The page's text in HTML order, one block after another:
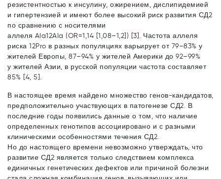
резистентностью к инсулину, ожирением, дислипидемией
и гипертензией и имеют более высокий риск развития СД2
по сравнению с носителями
аллеля Ala12Ala (OR=1,14 [1,08–1,2]) [3]. Частота аллеля
риска 12Pro в разных популяциях варьирует от 79–83% у
жителей Европы, 87–94% у жителей Америки до 92–99%
у жителей Азии, в русской популяции частота составляет
85% [4, 5].
В настоящее время найдено множество генов-кандидатов,
предположительно участвующих в патогенезе СД2. В
последние годы появились данные о том, что наличие
определенных генотипов ассоциировано и с разными
клиническими особенностями течения СД2.
Но до настоящего времени невозможно утверждать, что
развитие СД2 является только следствием комплекса
единичных генетических дефектов или причиной болезни